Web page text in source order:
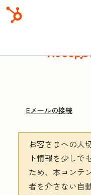
Eメールの接続
お客さまへの大
ト情報を少しで
ため、本コンテ
者を介さない自